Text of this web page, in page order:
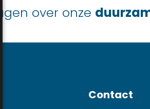
over onze
Contact